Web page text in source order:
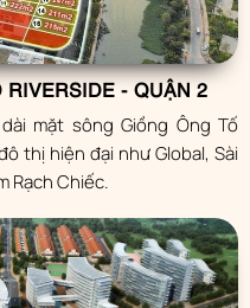
RIVERSIDE - QUẬN 2
mặt sông Giồng Ông Tố
thị hiện đại như Global, Sài
Rạch Chiếc.